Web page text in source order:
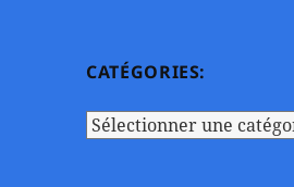
CATÉGORIES:
Catégories: